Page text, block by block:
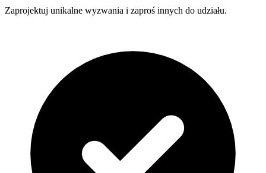
Zaprojektuj unikalne wyzwania i zaproś innych do udziału.